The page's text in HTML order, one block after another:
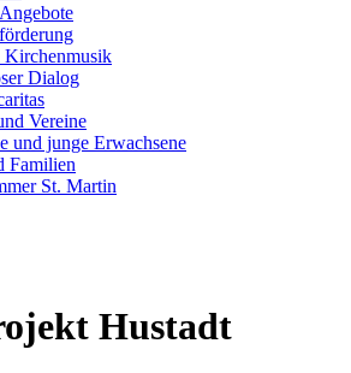
Dialog
Vereine
und junge Erwachsene
Familien
St. Martin
Hustadt